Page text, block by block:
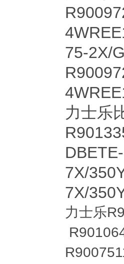
75-2X/
力士乐
7X/
7X/
力士乐